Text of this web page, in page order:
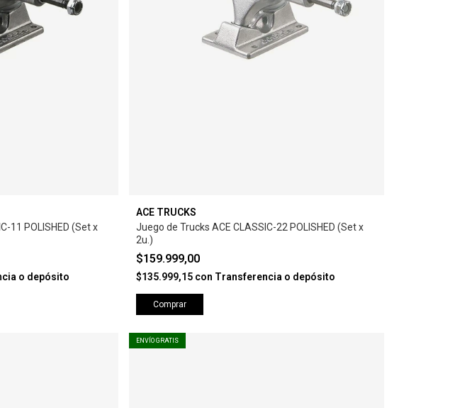
11 POLISHED (Set x
o depósito
ACE TRUCKS
Juego de Trucks ACE CLASSIC-22 POLISHED (Set x
2u.)
$159.999,00
$135.999,15 con Transferencia o depósito
Comprar
ENVÍO GRATIS